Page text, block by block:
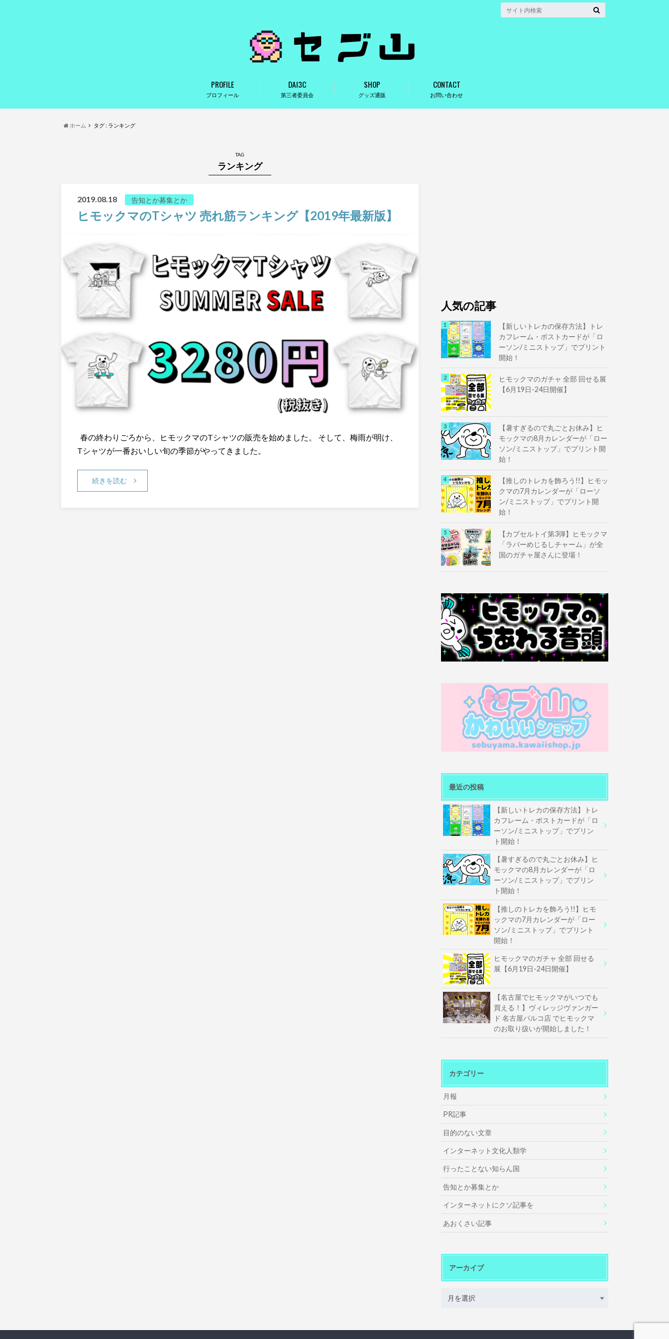
プロフィール
PROFILE
第三者委員会
DAI3C
グッズ通販
SHOP
お問い合わせ
CONTACT
ホーム タグ : ランキング
TAG
ランキング
2019.08.18 告知とか募集とか
ヒモックマのTシャツ 売れ筋ランキング【2019年最新版】
春の終わりごろから、ヒモックマのTシャツの販売を始めました。 そして、梅雨が明け、
Tシャツが一番おいしい旬の季節がやってきました。
続きを読む
人気の記事
【新しいトレカの保存方法】トレ
カフレーム・ポストカードが「ロ
ーソン/ミニストップ」でプリント
開始！
ヒモックマのガチャ 全部 回せる展
【6月19日-24日開催】
【暑すぎるので丸ごとお休み】ヒ
モックマの8月カレンダーが「ロー
ソン/ミニストップ」でプリント開
始！
【推しのトレカを飾ろう!!】ヒモッ
クマの7月カレンダーが「ローソ
ン/ミニストップ」でプリント開
始！
【カプセルトイ第3弾】ヒモックマ
「ラバーめじるしチャーム」が全
国のガチャ屋さんに登場！
最近の投稿
【新しいトレカの保存方法】トレ
カフレーム・ポストカードが「ロ
ーソン/ミニストップ」でプリン
ト開始！
【暑すぎるので丸ごとお休み】ヒ
モックマの8月カレンダーが「ロ
ーソン/ミニストップ」でプリン
ト開始！
【推しのトレカを飾ろう!!】ヒモ
ックマの7月カレンダーが「ロー
ソン/ミニストップ」でプリント
開始！
ヒモックマのガチャ 全部 回せる
展【6月19日-24日開催】
【名古屋でヒモックマがいつでも
買える！】ヴィレッジヴァンガー
ド 名古屋パルコ店 でヒモックマ
のお取り扱いが開始しました！
カテゴリー
月報
PR記事
目的のない文章
インターネット文化人類学
行ったことない知らん国
告知とか募集とか
インターネットにクソ記事を
あおくさい記事
アーカイブ